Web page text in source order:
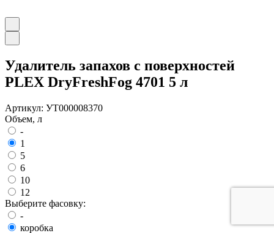
Удалитель запахов с поверхностей
PLEX DryFreshFog 4701 5 л
Артикул: УТ000008370
Объем, л
-
1
5
6
10
12
Выберите фасовку:
-
коробка